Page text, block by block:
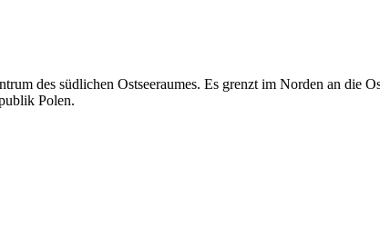
des südlichen Ostseeraumes. Es grenzt im Norden an die
Polen.